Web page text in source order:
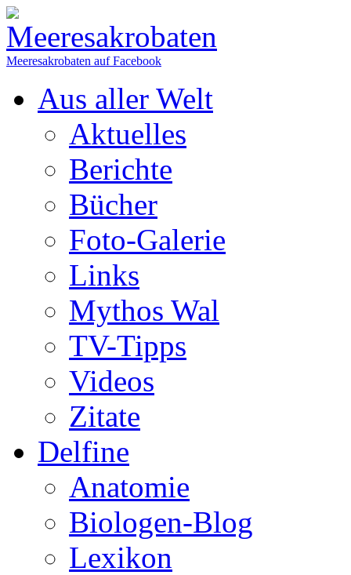
Meeresakrobaten auf Facebook
Aus aller Welt
Aktuelles
Berichte
Bücher
Foto-Galerie
Links
Mythos Wal
TV-Tipps
Videos
Zitate
Delfine
Anatomie
Biologen-Blog
Lexikon